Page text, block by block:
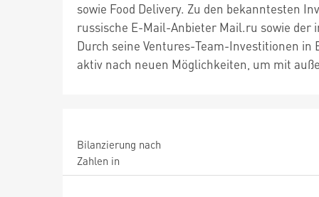
sowie Food Delivery. Zu den bekanntesten
russische E-Mail-Anbieter Mail.ru sowie
Durch seine Ventures-Team-Investitionen
aktiv nach neuen Möglichkeiten, um mit
Bilanzierung nach
Zahlen in